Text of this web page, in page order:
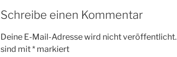
Schreibe einen Kommentar
Deine E-Mail-Adresse wird nicht veröffentlicht.
sind mit*markiert